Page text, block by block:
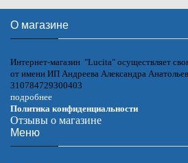
О магазине
Интернет-магазин "Lucita" осуществляет
от имени ИП Андреева Александра
310784729300403
подробнее
Политика конфиденциальности
Отзывы о магазине
Меню